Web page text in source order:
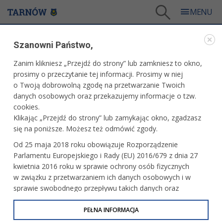
Prawie wszyscy zagrają w Tarnowie
PRAWIE WSZYSCY ZAGRAJĄ W TARNOWIE
12.09.2024, 13:23
Podczas najbliższego weekendu większość naszych drużyn
walczących o punkty w seniorskich ligach piłki nożnej
mężczyzn, zagra w Tarnowie. Jedynym wyjątkiem jest
Tarnovia, którą w niedzielę czeka wyjazd do Dębna.
Szanowni Państwo,
Zanim klikniesz „Przejdź do strony” lub zamkniesz to okno,
prosimy o przeczytanie tej informacji. Prosimy w niej
o Twoją dobrowolną zgodę na przetwarzanie Twoich
danych osobowych oraz przekazujemy informacje o tzw.
cookies.
Klikając „Przejdź do strony” lub zamykając okno, zgadzasz
się na poniższe. Możesz też odmówić zgody.
Od 25 maja 2018 roku obowiązuje Rozporządzenie
Parlamentu Europejskiego i Rady (EU) 2016/679 z dnia 27
kwietnia 2016 roku w sprawie ochrony osób fizycznych
w związku z przetwarzaniem ich danych osobowych i w
sprawie swobodnego przepływu takich danych oraz
uchylenia dyrektywy 95/46/WE (określane jako RODO, GDPR
lub Ogólne Rozporządzenie o Ochronie Danych
PEŁNA INFORMACJA